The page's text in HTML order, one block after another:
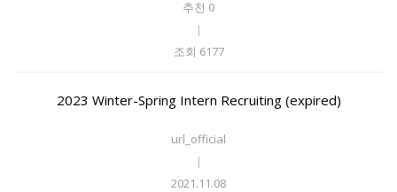
추천 0
|
조회 6177
2023 Winter-Spring Intern Recruiting (expired)
url_official
|
2021.11.08